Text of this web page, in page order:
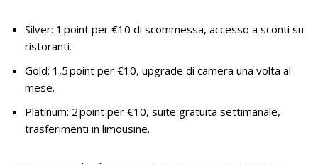
Silver: 1 point per €10 di scommessa, accesso a sconti su
ristoranti.
Gold: 1,5 point per €10, upgrade di camera una volta al
mese.
Platinum: 2 point per €10, suite gratuita settimanale,
trasferimenti in limousine.